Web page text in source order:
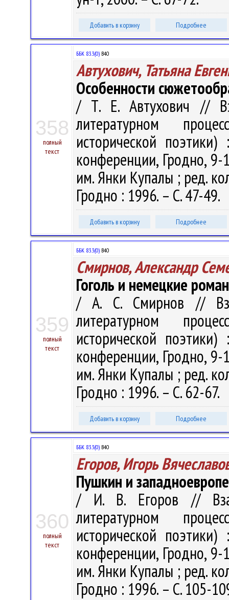
Добавить в корзину Подробнее
358
полный
текст
ББК 83.3(0) В40
Автухович, Татьяна
Особенности
/ Т. Е. Автухович //
литературном
исторической
конференции, Гродно, 9-
им. Янки Купалы ; ред.
Гродно : 1996. – С. 47-49.
Добавить в корзину Подробнее
359
полный
текст
ББК 83.3(0) В40
Смирнов, Александр
Гоголь и немецкие
/ А. С. Смирнов //
литературном
исторической
конференции, Гродно, 9-
им. Янки Купалы ; ред.
Гродно : 1996. – С. 62-67.
Добавить в корзину Подробнее
360
полный
текст
ББК 83.3(0) В40
Егоров, Игорь
Пушкин и
/ И. В. Егоров //
литературном
исторической
конференции, Гродно, 9-
им. Янки Купалы ; ред.
Гродно : 1996. – С. 105-